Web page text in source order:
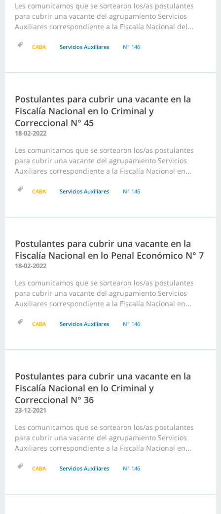
Les comunicamos que se sortearon los/as postulantes
para cubrir una vacante del agrupamiento Servicios
Auxiliares correspondiente a la Fiscalía Nacional del...
CABA Servicios Auxiliares N° 146
Postulantes para cubrir una vacante en la
Fiscalía Nacional en lo Criminal y
Correccional N° 45
18-02-2022
Les comunicamos que se sortearon los/as postulantes
para cubrir una vacante del agrupamiento Servicios
Auxiliares correspondiente a la Fiscalía Nacional en...
CABA Servicios Auxiliares N° 146
Postulantes para cubrir una vacante en la
Fiscalía Nacional en lo Penal Económico N° 7
18-02-2022
Les comunicamos que se sortearon los/as postulantes
para cubrir una vacante del agrupamiento Servicios
Auxiliares correspondiente a la Fiscalía Nacional en...
CABA Servicios Auxiliares N° 146
Postulantes para cubrir una vacante en la
Fiscalía Nacional en lo Criminal y
Correccional N° 36
23-12-2021
Les comunicamos que se sortearon los/as postulantes
para cubrir una vacante del agrupamiento Servicios
Auxiliares correspondiente a la Fiscalía Nacional en...
CABA Servicios Auxiliares N° 146